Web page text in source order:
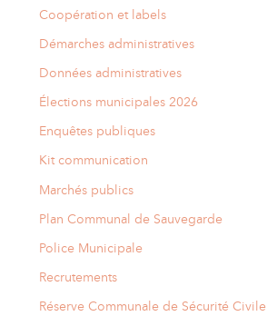
Coopération et labels
Démarches administratives
Données administratives
Élections municipales 2026
Enquêtes publiques
Kit communication
Marchés publics
Plan Communal de Sauvegarde
Police Municipale
Recrutements
Réserve Communale de Sécurité Civile